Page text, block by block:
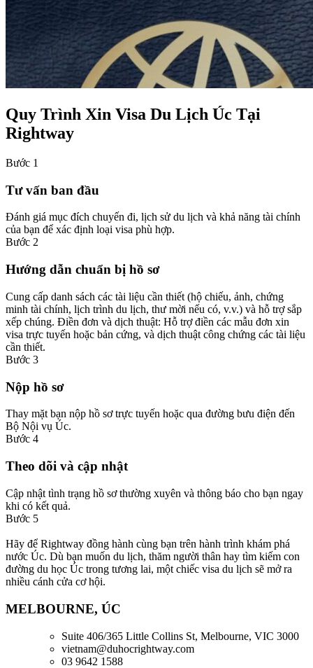
Quy Trình Xin Visa Du Lịch Úc Tại
Rightway
Bước 1
Tư vấn ban đầu
Đánh giá mục đích chuyến đi, lịch sử du lịch và khả năng tài chính
của bạn để xác định loại visa phù hợp.
Bước 2
Hướng dẫn chuẩn bị hồ sơ
Cung cấp danh sách các tài liệu cần thiết (hộ chiếu, ảnh, chứng
minh tài chính, lịch trình du lịch, thư mời nếu có, v.v.) và hỗ trợ sắp
xếp chúng. Điền đơn và dịch thuật: Hỗ trợ điền các mẫu đơn xin
visa trực tuyến hoặc bản cứng, và dịch thuật công chứng các tài liệu
cần thiết.
Bước 3
Nộp hồ sơ
Thay mặt bạn nộp hồ sơ trực tuyến hoặc qua đường bưu điện đến
Bộ Nội vụ Úc.
Bước 4
Theo dõi và cập nhật
Cập nhật tình trạng hồ sơ thường xuyên và thông báo cho bạn ngay
khi có kết quả.
Bước 5
Hãy để Rightway đồng hành cùng bạn trên hành trình khám phá
nước Úc. Dù bạn muốn du lịch, thăm người thân hay tìm kiếm con
đường du học Úc trong tương lai, một chiếc visa du lịch sẽ mở ra
nhiều cánh cửa cơ hội.
MELBOURNE, ÚC
Suite 406/365 Little Collins St, Melbourne, VIC 3000
vietnam@duhocrightway.com
03 9642 1588